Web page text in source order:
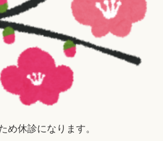
め休診になります。